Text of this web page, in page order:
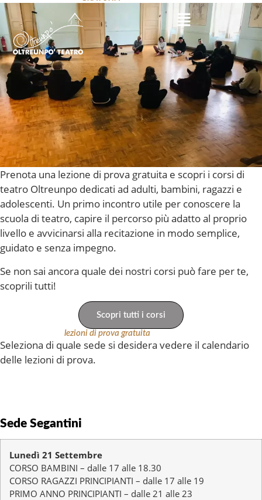
Prenota una lezione di prova gratuita e scopri i corsi di
teatro Oltreunpo dedicati ad adulti, bambini, ragazzi e
adolescenti. Un primo incontro utile per conoscere la
scuola di teatro, capire il percorso più adatto al proprio
livello e avvicinarsi alla recitazione in modo semplice,
guidato e senza impegno.
Se non sai ancora quale dei nostri corsi può fare per te,
scoprili tutti!
Scopri tutti i corsi
lezioni di prova gratuita
Seleziona di quale sede si desidera vedere il calendario
delle lezioni di prova.
Sede Segantini
Lunedì 21 Settembre
CORSO BAMBINI – dalle 17 alle 18.30
CORSO RAGAZZI PRINCIPIANTI – dalle 17 alle 19
PRIMO ANNO PRINCIPIANTI – dalle 21 alle 23